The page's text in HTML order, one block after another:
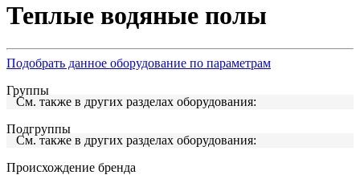
Теплые водяные полы
Подобрать данное оборудование по параметрам
Группы
См. также в других разделах оборудования:
Подгруппы
См. также в других разделах оборудования:
Происхождение бренда